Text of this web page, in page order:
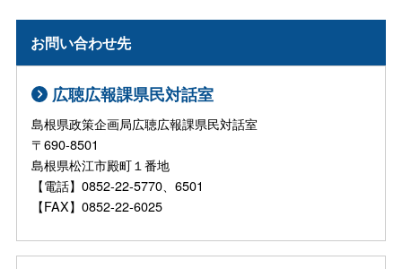
お問い合わせ先
広聴広報課県民対話室
島根県政策企画局広聴広報課県民対話室
〒690-8501
島根県松江市殿町１番地
【電話】0852-22-5770、6501
【FAX】0852-22-6025